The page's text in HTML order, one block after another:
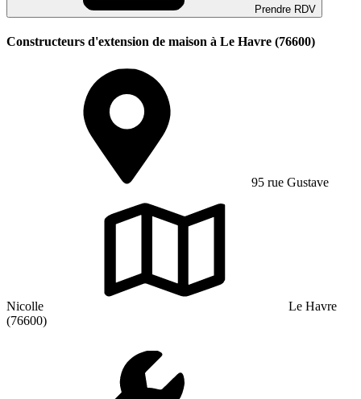
Prendre RDV
Constructeurs d'extension de maison à Le Havre (76600)
95 rue Gustave
Nicolle
Le Havre
(76600)